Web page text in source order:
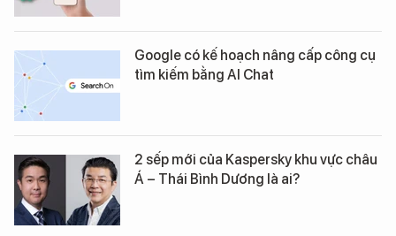
Google có kế hoạch nâng cấp công cụ
tìm kiếm bằng AI Chat
2 sếp mới của Kaspersky khu vực châu
Á – Thái Bình Dương là ai?